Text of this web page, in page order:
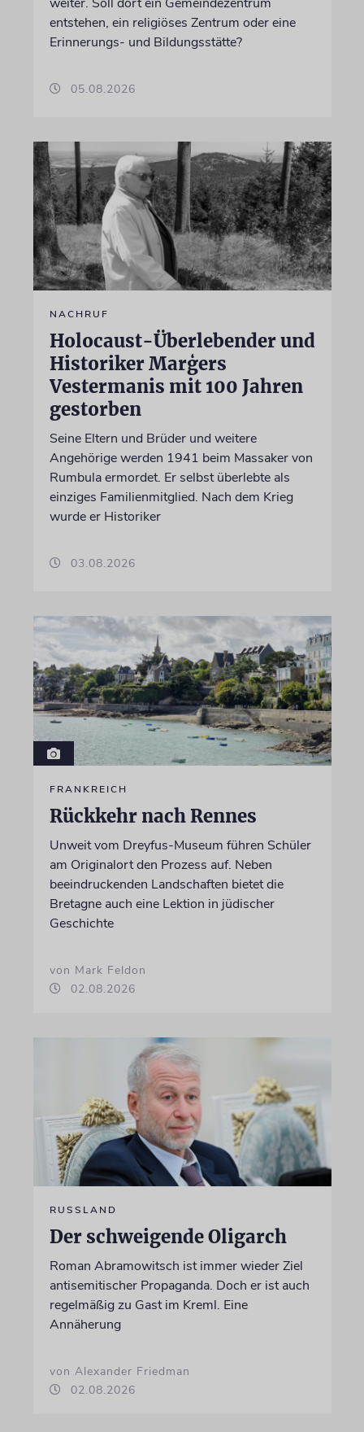
entstehen, ein religiöses Zentrum oder eine
Erinnerungs- und Bildungsstätte?
05.08.2026
NACHRUF
Holocaust-Überlebender und
Historiker Marģers
Vestermanis mit 100 Jahren
gestorben
Seine Eltern und Brüder und weitere
Angehörige werden 1941 beim Massaker von
Rumbula ermordet. Er selbst überlebte als
einziges Familienmitglied. Nach dem Krieg
wurde er Historiker
03.08.2026
FRANKREICH
Rückkehr nach Rennes
Unweit vom Dreyfus-Museum führen Schüler
am Originalort den Prozess auf. Neben
beeindruckenden Landschaften bietet die
Bretagne auch eine Lektion in jüdischer
Geschichte
von Mark Feldon
02.08.2026
RUSSLAND
Der schweigende Oligarch
Roman Abramowitsch ist immer wieder Ziel
antisemitischer Propaganda. Doch er ist auch
regelmäßig zu Gast im Kreml. Eine
Annäherung
von Alexander Friedman
02.08.2026